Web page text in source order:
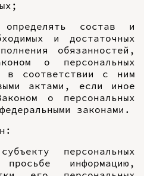
состав и
и достаточных
обязанностей,
о персональных
в соответствии с ним
актами, если иное
о персональных
законами.
персональных
информацию,